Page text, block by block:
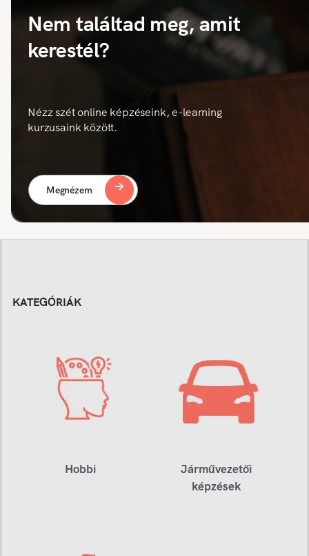
Nem találtad meg, amit
kerestél?
Nézz szét online képzéseink, e-learning
kurzusaink között.
Megnézem
KATEGÓRIÁK
Hobbi
Járművezetői
képzések